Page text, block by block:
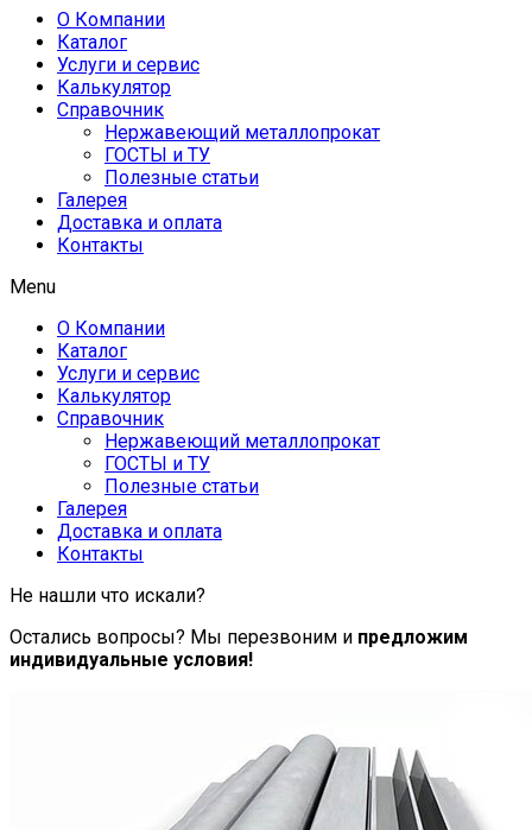
О Компании
Каталог
Услуги и сервис
Калькулятор
Справочник
Нержавеющий металлопрокат
ГОСТЫ и ТУ
Полезные статьи
Галерея
Доставка и оплата
Контакты
Menu
О Компании
Каталог
Услуги и сервис
Калькулятор
Справочник
Нержавеющий металлопрокат
ГОСТЫ и ТУ
Полезные статьи
Галерея
Доставка и оплата
Контакты
Не нашли что искали?
Остались вопросы? Мы перезвоним и предложим
индивидуальные условия!